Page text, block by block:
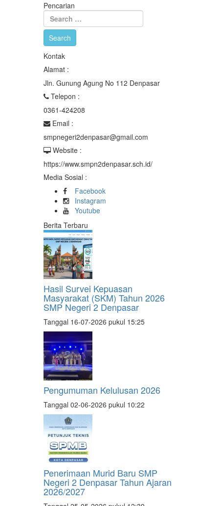
Pencarian
Kontak
Alamat :
Jln. Gunung Agung No 112 Denpasar
Telepon :
0361-424208
Email :
smpnegeri2denpasar@gmail.com
Website :
https://www.smpn2denpasar.sch.id/
Media Sosial :
Facebook
Instagram
Youtube
Berita Terbaru
Hasil Survei Kepuasan
Masyarakat (SKM) Tahun 2026
SMP Negeri 2 Denpasar
Tanggal 16-07-2026 pukul 15:25
Pengumuman Kelulusan 2026
Tanggal 02-06-2026 pukul 10:22
Penerimaan Murid Baru SMP
Negeri 2 Denpasar Tahun Ajaran
2026/2027